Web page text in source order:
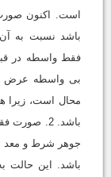
است. اکنون
فقط واسطه در
بى واسطه عرض
محال است، زیرا
باشد. 2.
جوهر شرط و معد
باشد. این حالت